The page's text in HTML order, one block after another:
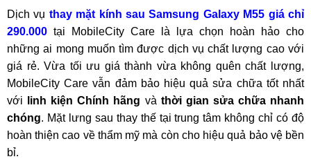
Dịch vụ thay mặt kính sau Samsung Galaxy M55 giá chỉ
290.000 tại MobileCity Care là lựa chọn hoàn hảo cho
những ai mong muốn tìm được dịch vụ chất lượng cao với
giá rẻ. Vừa tối ưu giá thành vừa không quên chất lượng,
MobileCity Care vẫn đảm bảo hiệu quả sửa chữa tốt nhất
với
linh kiện Chính hãng và thời gian sửa chữa nhanh
chóng. Mặt lưng sau thay thế tại trung tâm không chỉ có độ
hoàn thiện cao về thẩm mỹ mà còn cho hiệu quả bảo vệ bền
bỉ.